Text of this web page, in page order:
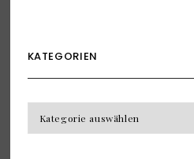
KATEGORIEN